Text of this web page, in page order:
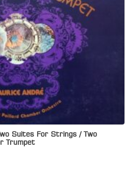
Suites For Strings / Two
Trumpet